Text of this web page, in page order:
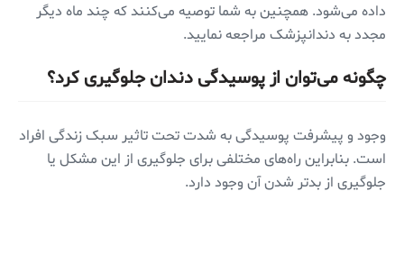
داده می‌شود. همچنین به شما توصیه می‌کنند که چند ماه دیگر
مجدد به دندانپزشک مراجعه نمایید.
چگونه می‌توان از پوسیدگی دندان جلوگیری کرد؟
وجود و پیشرفت پوسیدگی به شدت تحت تاثیر سبک زندگی افراد
است. بنابراین راه‌های مختلفی برای جلوگیری از این مشکل یا
جلوگیری از بدتر شدن آن وجود دارد.